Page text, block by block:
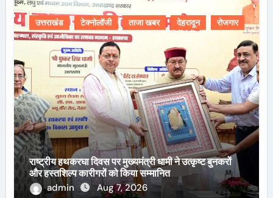
उत्तराखंड टेक्नोलॉजी ताजा खबर देहरादून रोजगार
राष्ट्रीय हथकरघा दिवस पर मुख्यमंत्री धामी ने उत्कृष्ट बुनकरों
और हस्तशिल्प कारीगरों को किया सम्मानित
admin
Aug 7, 2026